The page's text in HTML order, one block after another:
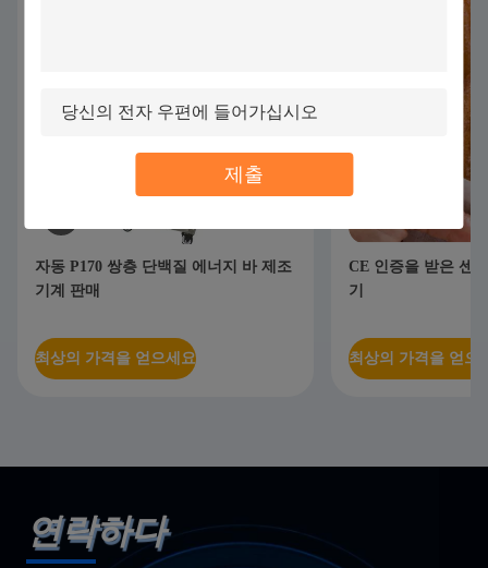
제출
자동 P170 쌍층 단백질 에너지 바 제조
기계 판매
최상의 가격을 얻으세요
CE 인증을 받은 센
기
최상의 가격을 얻으
연락하다